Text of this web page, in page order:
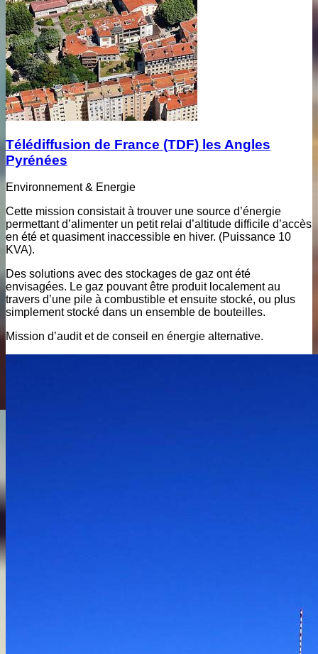
Télédiffusion de France (TDF) les Angles
Pyrénées
Environnement & Energie
Cette mission consistait à trouver une source d’énergie
permettant d’alimenter un petit relai d’altitude difficile d’accès
en été et quasiment inaccessible en hiver. (Puissance 10
KVA).
Des solutions avec des stockages de gaz ont été
envisagées. Le gaz pouvant être produit localement au
travers d’une pile à combustible et ensuite stocké, ou plus
simplement stocké dans un ensemble de bouteilles.
Mission d’audit et de conseil en énergie alternative.